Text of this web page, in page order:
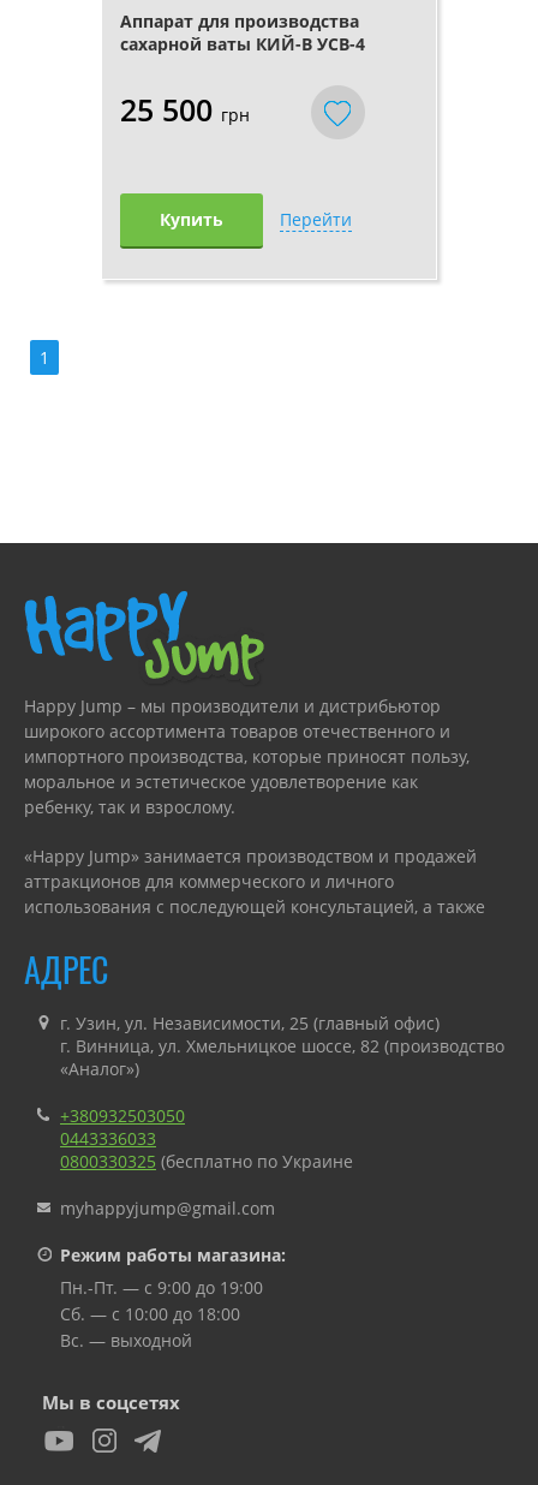
Аппарат для производства
сахарной ваты КИЙ-В УСВ-4
25 500 грн
Купить Перейти
1
Happy Jump – мы производители и дистрибьютор
широкого ассортимента товаров отечественного и
импортного производства, которые приносят пользу,
моральное и эстетическое удовлетворение как
ребенку, так и взрослому.
«Happy Jump» занимается производством и продажей
аттракционов для коммерческого и личного
использования с последующей консультацией, а также
АДРЕС
г. Узин, ул. Независимости, 25 (главный офис)
г. Винница, ул. Хмельницкое шоссе, 82 (производство
«Аналог»)
+380932503050
0443336033
0800330325 (бесплатно по Украине
myhappyjump@gmail.com
Режим работы магазина:
Пн.-Пт. — с 9:00 до 19:00
Сб. — с 10:00 до 18:00
Вс. — выходной
Мы в соцсетях